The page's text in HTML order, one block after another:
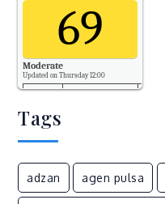
69
Moderate
Updated on Thursday 12:00
PM2.5
Temp.
Tags
adzan agen pulsa